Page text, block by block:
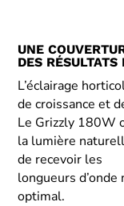
UNE
DES
L’éclairage
de croissance et
Le Grizzly 180W
la lumière
de recevoir les
longueurs
optimal.